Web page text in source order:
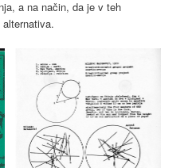
a na način, da je v teh